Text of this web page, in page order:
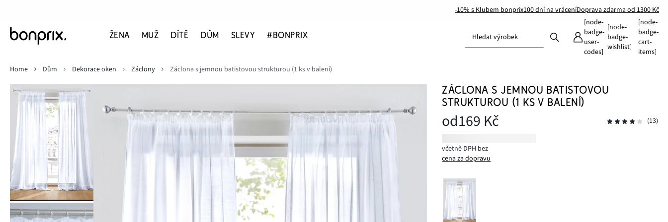
-10% s Klubem bonprix100 dní na vráceníDoprava zdarma od 1300 Kč
ŽENA MUŽ DÍTĚ DŮM SLEVY #BONPRIX Hledat výrobek
[node-
badge-
user-
codes]
[node-
badge-
wishlist]
[node-
badge-
cart-
items]
Home
Dům Dekorace oken Záclony Záclona s jemnou batistovou strukturou (1 ks v balení)
ZÁCLONA S JEMNOU BATISTOVOU
STRUKTUROU (1 KS V BALENÍ)
od169 Kč (13)
včetně DPH bez
cena za dopravu